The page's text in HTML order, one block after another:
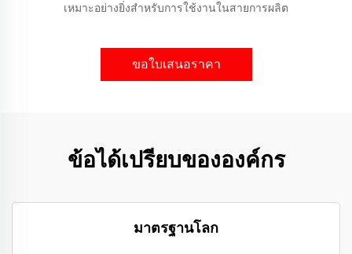
เหมาะอย่างยิ่งสำหรับการใช้งานในสายการผลิต
ขอใบเสนอราคา
ข้อได้เปรียบขององค์กร
มาตรฐานโลก